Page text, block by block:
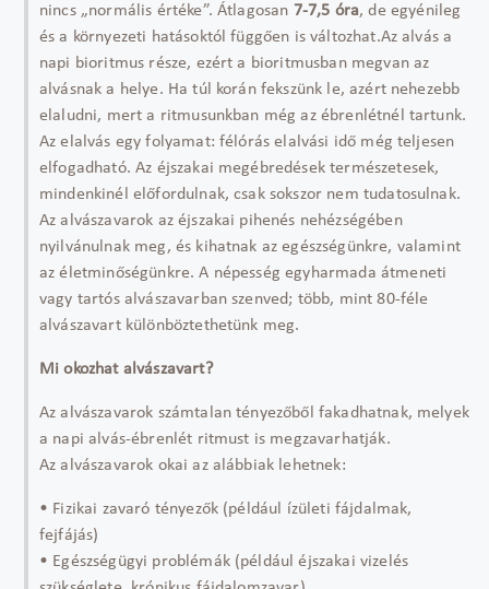
nincs „normális értéke”. Átlagosan 7-7,5 óra, de egyénileg
és a környezeti hatásoktól függően is változhat.Az alvás a
napi bioritmus része, ezért a bioritmusban megvan az
alvásnak a helye. Ha túl korán fekszünk le, azért nehezebb
elaludni, mert a ritmusunkban még az ébrenlétnél tartunk.
Az elalvás egy folyamat: félórás elalvási idő még teljesen
elfogadható. Az éjszakai megébredések természetesek,
mindenkinél előfordulnak, csak sokszor nem tudatosulnak.
Az alvászavarok az éjszakai pihenés nehézségében
nyilvánulnak meg, és kihatnak az egészségünkre, valamint
az életminőségünkre. A népesség egyharmada átmeneti
vagy tartós alvászavarban szenved; több, mint 80-féle
alvászavart különböztethetünk meg.
Mi okozhat alvászavart?
Az alvászavarok számtalan tényezőből fakadhatnak, melyek
a napi alvás-ébrenlét ritmust is megzavarhatják.
Az alvászavarok okai az alábbiak lehetnek:
• Fizikai zavaró tényezők (például ízületi fájdalmak,
fejfájás)
• Egészségügyi problémák (például éjszakai vizelés